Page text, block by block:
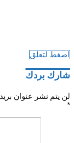
اضغط لتعلق
شارك بردك
لن يتم نشر عنوان
*